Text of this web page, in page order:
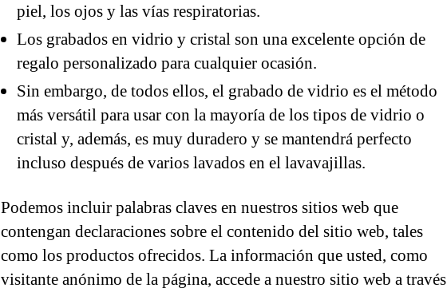
piel, los ojos y las vías respiratorias.
Los grabados en vidrio y cristal son una excelente opción de
regalo personalizado para cualquier ocasión.
Sin embargo, de todos ellos, el grabado de vidrio es el método
más versátil para usar con la mayoría de los tipos de vidrio o
cristal y, además, es muy duradero y se mantendrá perfecto
incluso después de varios lavados en el lavavajillas.
Podemos incluir palabras claves en nuestros sitios web que
contengan declaraciones sobre el contenido del sitio web, tales
como los productos ofrecidos. La información que usted, como
visitante anónimo de la página, accede a nuestro sitio web a través